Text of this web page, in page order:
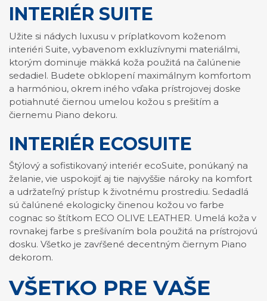
INTERIÉR SUITE
Užite si nádych luxusu v príplatkovom koženom
interiéri Suite, vybavenom exkluzívnymi materiálmi,
ktorým dominuje mäkká koža použitá na čalúnenie
sedadiel. Budete obklopení maximálnym komfortom
a harmóniou, okrem iného vďaka prístrojovej doske
potiahnuté čiernou umelou kožou s prešitím a
čiernemu Piano dekoru.
INTERIÉR ECOSUITE
Štýlový a sofistikovaný interiér ecoSuite, ponúkaný na
želanie, vie uspokojiť aj tie najvyššie nároky na komfort
a udržateľný prístup k životnému prostrediu. Sedadlá
sú čalúnené ekologicky činenou kožou vo farbe
cognac so štítkom ECO OLIVE LEATHER. Umelá koža v
rovnakej farbe s prešívaním bola použitá na prístrojovú
dosku. Všetko je zavŕšené decentným čiernym Piano
dekorom.
VŠETKO PRE VAŠE